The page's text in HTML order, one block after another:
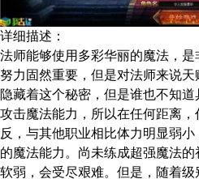
详细描述：
法师能够使用多彩华丽的魔法，
努力固然重要，但是对法师来说
隐藏着这个秘密，但是谁也不知
攻击魔法能力，所以在任何距离
反，与其他职业相比体力明显弱
的魔法能力。尚未练成超强魔法
软弱，会受尽艰难。但是，随着